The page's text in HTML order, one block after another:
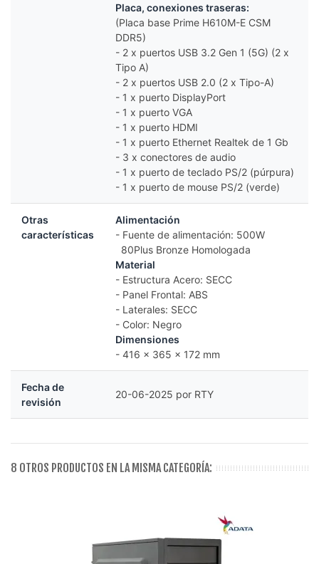
Placa, conexiones traseras:
(Placa base Prime H610M-E CSM
DDR5)
- 2 x puertos USB 3.2 Gen 1 (5G) (2 x
Tipo A)
- 2 x puertos USB 2.0 (2 x Tipo-A)
- 1 x puerto DisplayPort
- 1 x puerto VGA
- 1 x puerto HDMI
- 1 x puerto Ethernet Realtek de 1 Gb
- 3 x conectores de audio
- 1 x puerto de teclado PS/2 (púrpura)
- 1 x puerto de mouse PS/2 (verde)
Otras
características
Alimentación
- Fuente de alimentación: 500W
80Plus Bronze Homologada
Material
- Estructura Acero: SECC
- Panel Frontal: ABS
- Laterales: SECC
- Color: Negro
Dimensiones
- 416 x 365 x 172 mm
Fecha de
revisión
20-06-2025 por RTY
8 OTROS PRODUCTOS EN LA MISMA CATEGORÍA: